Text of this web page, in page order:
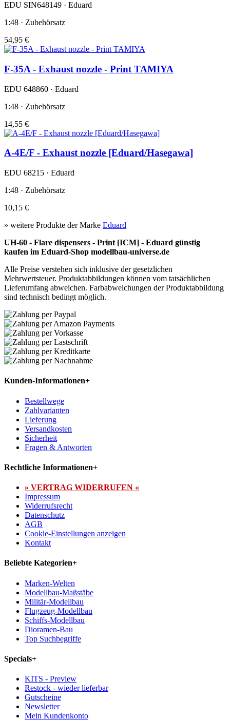
EDU SIN648149 · Eduard
1:48 · Zubehörsatz
54,95 €
F-35A - Exhaust nozzle - Print TAMIYA
EDU 648860 · Eduard
1:48 · Zubehörsatz
14,55 €
A-4E/F - Exhaust nozzle [Eduard/Hasegawa]
EDU 68215 · Eduard
1:48 · Zubehörsatz
10,15 €
» weitere Produkte der Marke Eduard
UH-60 - Flare dispensers - Print [ICM] - Eduard günstig
kaufen im Eduard-Shop modellbau-universe.de
Alle Preise verstehen sich inklusive der gesetzlichen
Mehrwertsteuer. Produktabbildungen können vom tatsächlichen
Lieferumfang abweichen. Farbabweichungen der Produktabbildung
sind technisch bedingt möglich.
Kunden-Informationen+
Bestellwege
Zahlvarianten
Lieferung
Versandkosten
Sicherheit
Fragen & Antworten
Rechtliche Informationen+
» VERTRAG WIDERRUFEN «
Impressum
Widerrufsrecht
Datenschutz
AGB
Cookie-Einstellungen anzeigen
Kontakt
Beliebte Kategorien+
Marken-Welten
Modellbau-Maßstäbe
Militär-Modellbau
Flugzeug-Modellbau
Schiffs-Modellbau
Dioramen-Bau
Top Suchbegriffe
Specials+
KITS - Preview
Restock - wieder lieferbar
Gutscheine
Newsletter
Mein Kundenkonto